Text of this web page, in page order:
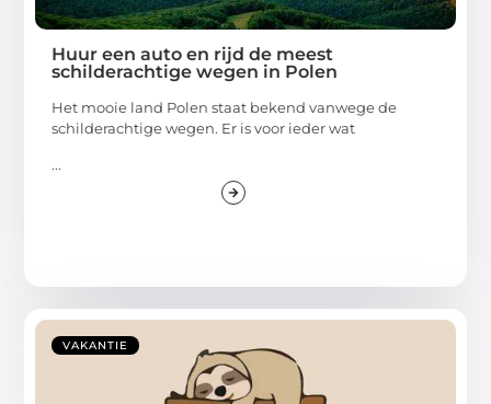
Huur een auto en rijd de meest
schilderachtige wegen in Polen
Het mooie land Polen staat bekend vanwege de
schilderachtige wegen. Er is voor ieder wat
...
VAKANTIE